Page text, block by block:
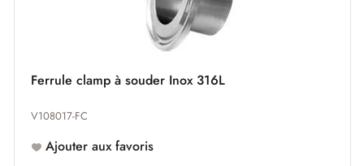
Ferrule clamp à souder Inox 316L
V108017-FC
Ajouter aux favoris